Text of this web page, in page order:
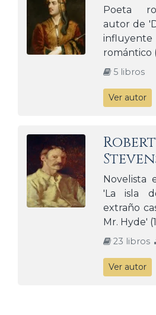
Poeta
autor de
romántico
5 libros
Ver autor
Novelista
'La isla
extraño
Mr. Hyde'
23 libros
Ver autor